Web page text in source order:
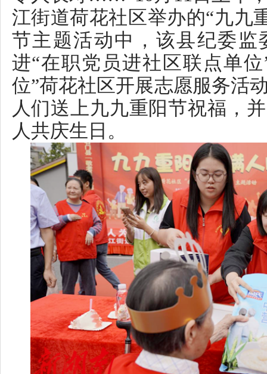
节主题活动中，该县纪委监委
进“在职党员进社区联点单位”“
位”荷花社区开展志愿服务活动
人们送上九九重阳节祝福，并为
人共庆生日。
“得知社区举办这样的活动，
了，就过来看看，没想到不仅